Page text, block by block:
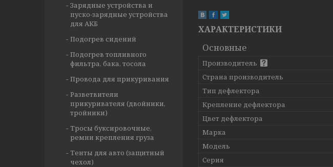
ХАРАКТЕРИСТИКИ
Основные
Производитель
Страна производитель
Тип дефлектора
Крепление дефлектора
Цвет дефлектора
Марка
Модель
Серия
Зарядные устройства и
пуско-зарядные устройства
для АКБ
Подогрев сидений
Подогрев топливного
фильтра, бака, тосола
Провода для прикуривания
Разветвители
прикуривателя (двойники,
тройники)
Тросы буксировочные,
ремни крепления груза
Тенты для авто (защитный
чехол)